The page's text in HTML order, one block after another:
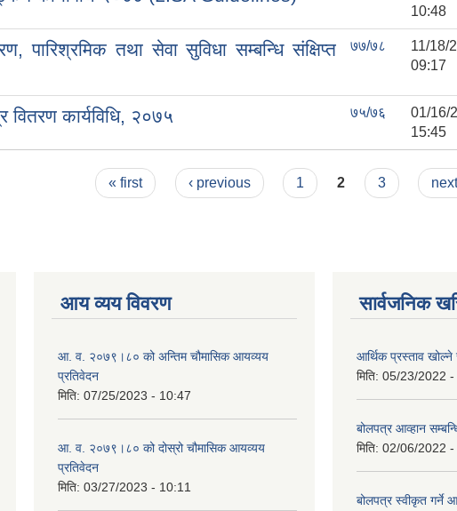
10:48
पारिश्रमिक तथा सेवा सुविधा सम्बन्धि संक्षिप्त
७७/७८
11/
09:17
वितरण कार्यविधि, २०७५ ७५/७६
01/
15:45
« first ‹ previous 1 2 3
आय व्यय विवरण
आ. व. २०७९।८० को अन्तिम चौमासिक आयव्यय
प्रतिवेदन
मिति: 07/25/2023 - 10:47
आ. व. २०७९।८० को दोस्रो चौमासिक आयव्यय
प्रतिवेदन
मिति: 03/27/2023 - 10:11
सार्वजनिक
आर्थिक प्रस्ताव खोल्ने
मिति: 05/23/2022
बोलपत्र आव्हान
मिति: 02/06/2022 -
बोलपत्र स्वीकृत गर्ने